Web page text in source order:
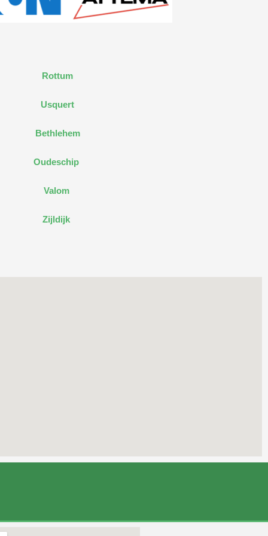
Rottum
Usquert
Bethlehem
Oudeschip
Valom
Zijldijk